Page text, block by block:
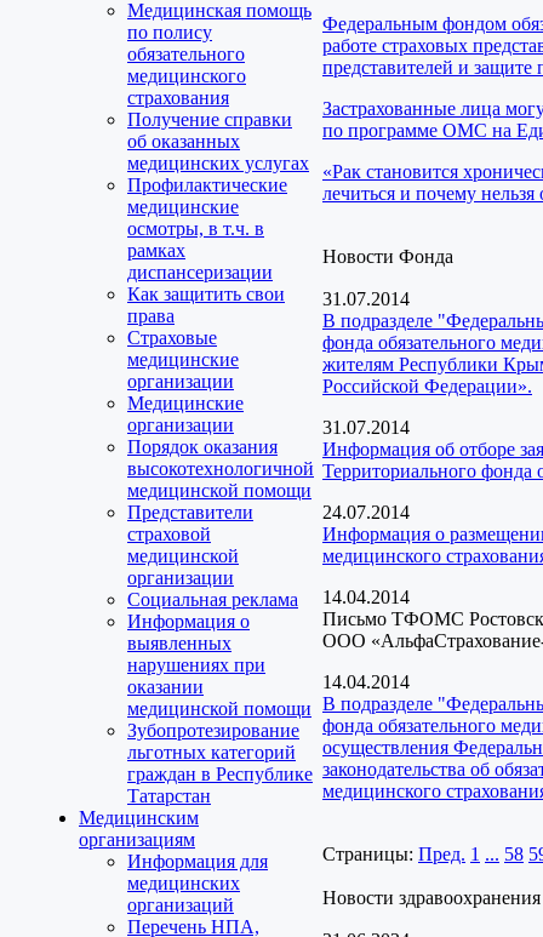
Медицинская помощь
по полису
обязательного
медицинского
страхования
Получение справки
об оказанных
медицинских услугах
Профилактические
медицинские
осмотры, в т.ч. в
рамках
диспансеризации
Как защитить свои
права
Страховые
медицинские
организации
Медицинские
организации
Порядок оказания
высокотехнологичной
медицинской помощи
Представители
страховой
медицинской
организации
Социальная реклама
Информация о
выявленных
нарушениях при
оказании
медицинской помощи
Зубопротезирование
льготных категорий
граждан в Республике
Татарстан
Медицинским
организациям
Информация для
медицинских
организаций
Перечень НПА,
Федеральным фондом
работе страховых
представителей и защите
Застрахованные лица
по программе ОМС на
«Рак становится
лечиться и почему нельзя
Новости Фонда
31.07.2014
В подразделе
фонда обязательного
жителям Республики
Российской Федерации».
31.07.2014
Информация об отборе
Территориального фонда
24.07.2014
Информация о
медицинского
14.04.2014
Письмо ТФОМС
ООО
14.04.2014
В подразделе
фонда обязательного
осуществления
законодательства об
медицинского
Страницы: Пред. 1 ... 58
Новости здравоохранения